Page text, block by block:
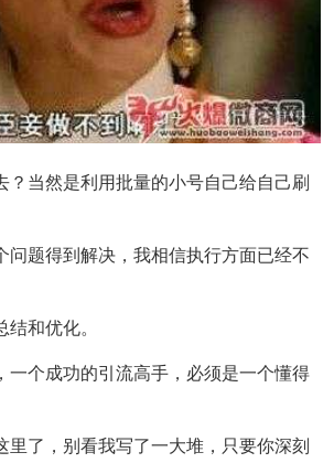
当然是利用批量的小号自己给自己刷
题得到解决，我相信执行方面已经不
和优化。
个成功的引流高手，必须是一个懂得
了，别看我写了一大堆，只要你深刻